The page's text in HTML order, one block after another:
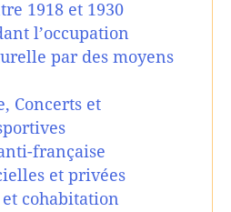
1918 et 1930
l’occupation
par des moyens
Concerts et
française
et privées
cohabitation